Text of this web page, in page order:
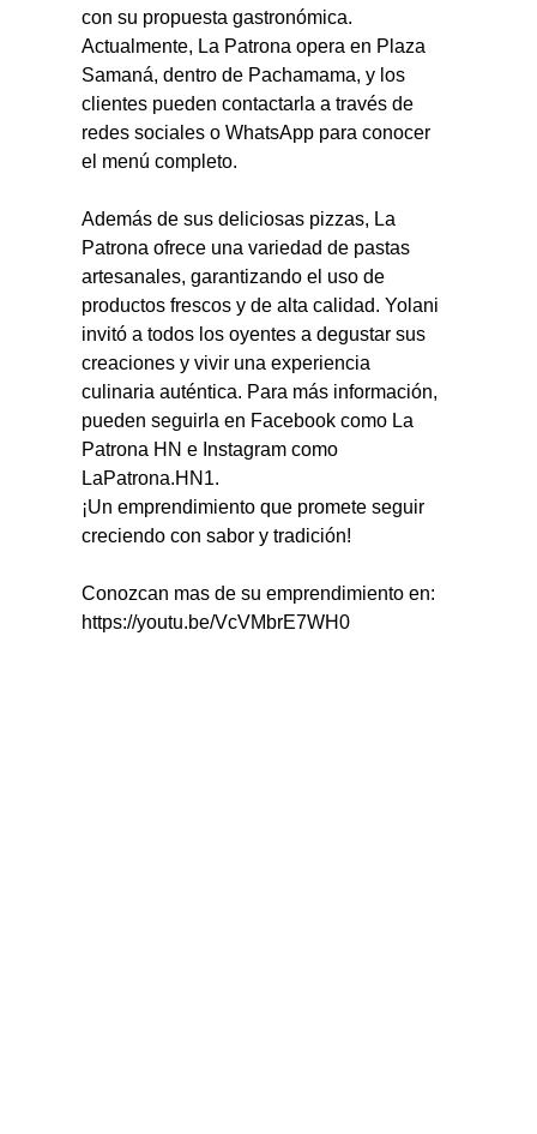
con su propuesta gastronómica.
Actualmente, La Patrona opera en Plaza
Samaná, dentro de Pachamama, y los
clientes pueden contactarla a través de
redes sociales o WhatsApp para conocer
el menú completo.
Además de sus deliciosas pizzas, La
Patrona ofrece una variedad de pastas
artesanales, garantizando el uso de
productos frescos y de alta calidad. Yolani
invitó a todos los oyentes a degustar sus
creaciones y vivir una experiencia
culinaria auténtica. Para más información,
pueden seguirla en Facebook como La
Patrona HN e Instagram como
LaPatrona.HN1.
¡Un emprendimiento que promete seguir
creciendo con sabor y tradición!
Conozcan mas de su emprendimiento en:
https://youtu.be/VcVMbrE7WH0